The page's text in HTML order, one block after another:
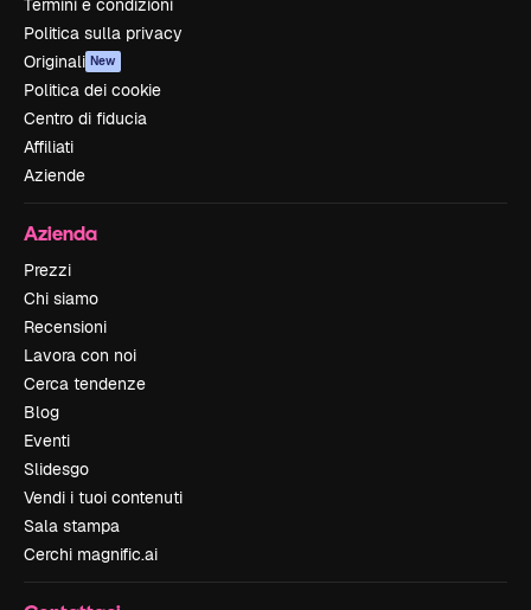
Termini e condizioni
Politica sulla privacy
Originali New
Politica dei cookie
Centro di fiducia
Affiliati
Aziende
Azienda
Prezzi
Chi siamo
Recensioni
Lavora con noi
Cerca tendenze
Blog
Eventi
Slidesgo
Vendi i tuoi contenuti
Sala stampa
Cerchi magnific.ai